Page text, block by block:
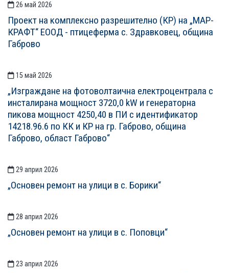
26 май 2026
Проект на комплексно разрешително (КР) на „МАР-
КРАФТ“ ЕООД - птицеферма с. Здравковец, община
Габрово
15 май 2026
„Изграждане на фотоволтаична електроцентрала с
инсталирана мощност 3720,0 kW и генераторна
пикова мощност 4250,40 в ПИ с идентификатор
14218.96.6 по КК и КР на гр. Габрово, община
Габрово, област Габрово“
29 април 2026
„Основен ремонт на улици в с. Борики“
28 април 2026
„Основен ремонт на улици в с. Поповци“
23 април 2026